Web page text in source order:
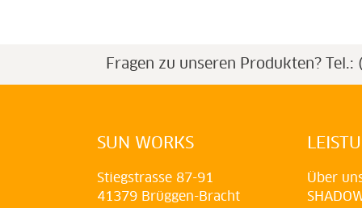
Fragen zu unseren Produkten?
SUN WORKS
Stiegstrasse 87-91
41379 Brüggen-Bracht
Über